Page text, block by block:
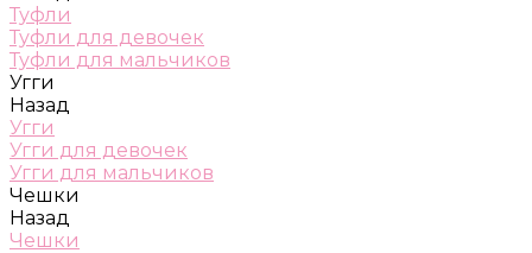
Туфли
Туфли для девочек
Туфли для мальчиков
Угги
Назад
Угги
Угги для девочек
Угги для мальчиков
Чешки
Назад
Чешки